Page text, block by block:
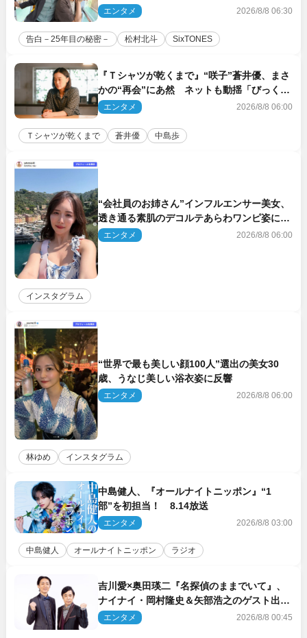
エンタメ 2026/8/8 06:30
告白－25年目の秘密－ 松村北斗 SixTONES
『Ｔシャツが乾くまで』“咲子”蒼井優、まさ
かの“再会”にあ然 ネットも動揺「びっくり
した!!」「今さら?!」（ネタバレあり）
エンタメ 2026/8/8 06:00
Ｔシャツが乾くまで 蒼井優 中島歩
“会社員のお姉さん”インフルエンサー美女、
透き通る素肌のデコルテあらわワンピ姿に反
響エンタメ 2026/8/8 06:00
インスタグラム
“世界で最も美しい顔100人”選出の美女30
歳、うなじ美しい浴衣姿に反響
エンタメ 2026/8/8 06:00
林ゆめ インスタグラム
中島健人、『オールナイトニッポン』“1
部”を初担当！ 8.14放送
エンタメ 2026/8/8 03:00
中島健人 オールナイトニッポン ラジオ
吉川愛×奥田瑛二『名探偵のままでいて』、
ナイナイ・岡村隆史＆矢部浩之のゲスト出演
が決定！
エンタメ 2026/8/8 00:45